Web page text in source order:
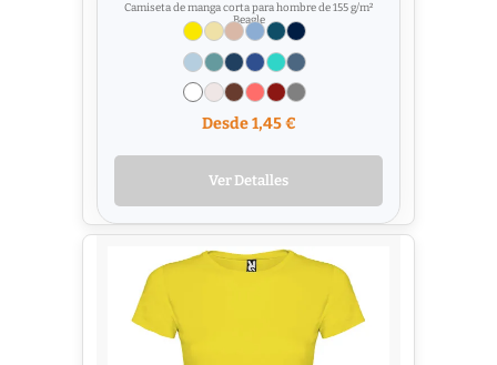
Camiseta de manga corta para hombre de 155 g/m²
Beagle
Desde 1,45 €
Ver Detalles